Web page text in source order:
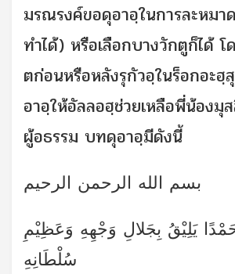
มรณรงค์ขอดุอาอฺในการละหม
ทำได้) หรือเลือกบางวักตูก็ได้ โ
ตก่อนหรือหลังรุกัวอฺในร็อกอะ
อาอฺให้อัลลอฮฺช่วยเหลือพี่น้องมุ
ผู้อธรรม บทดุอาอฺมีดังนี้
بسم الله الرحمن الرحيم
يَلِيْقُ بِجَلالِ وَجْهِهِ وَعَظِيْمِ
سُلْطَانِهِ